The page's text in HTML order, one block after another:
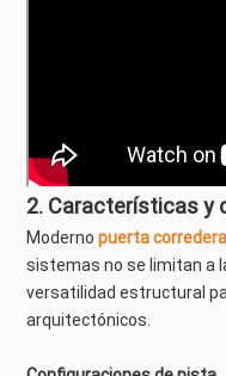
2. Características y
Modernopuerta
sistemas no se limitan a
versatilidad estructural
arquitectónicos.